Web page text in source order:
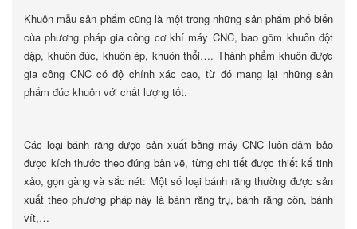
Khuôn mẫu sản phẩm cũng là một trong những sản phẩm phổ biến
của phương pháp gia công cơ khí máy CNC, bao gồm khuôn đột
dập, khuôn đúc, khuôn ép, khuôn thổi…. Thành phẩm khuôn được
gia công CNC có độ chính xác cao, từ đó mang lại những sản
phẩm đúc khuôn với chất lượng tốt.
Các loại bánh răng được sản xuất bằng máy CNC luôn đảm bảo
được kích thước theo đúng bản vẽ, từng chi tiết được thiết kế tinh
xảo, gọn gàng và sắc nét: Một số loại bánh răng thường được sản
xuất theo phương pháp này là bánh răng trụ, bánh răng côn, bánh
vít,…